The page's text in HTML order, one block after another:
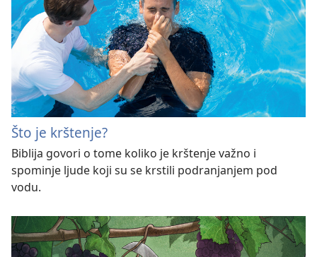
Što je krštenje?
Biblija govori o tome koliko je krštenje važno i
spominje ljude koji su se krstili podranjanjem pod
vodu.